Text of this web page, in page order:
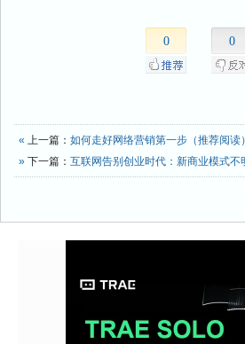
0 0
« 上一篇： 如何走好网络营销第一步（推荐阅读）
» 下一篇： 互联网告别创业时代：新商业模式不